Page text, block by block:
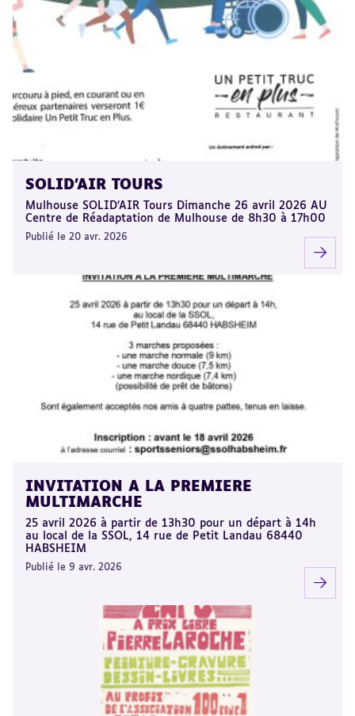
SOLID'AIR TOURS
Mulhouse SOLID’AIR Tours Dimanche 26 avril 2026 AU
Centre de Réadaptation de Mulhouse de 8h30 à 17h00
Publié le 20 avr. 2026
INVITATION A LA PREMIERE
MULTIMARCHE
25 avril 2026 à partir de 13h30 pour un départ à 14h
au local de la SSOL, 14 rue de Petit Landau 68440
HABSHEIM
Publié le 9 avr. 2026